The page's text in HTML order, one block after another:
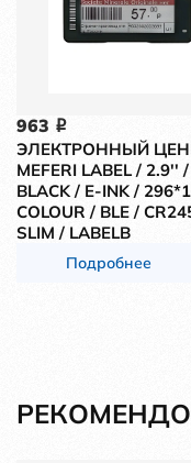
963 i
ЭЛЕКТРОННЫЙ
MEFERI LABEL / 2.9'' /
BLACK / E-INK /
COLOUR / BLE /
SLIM / LABELB
Подробнее